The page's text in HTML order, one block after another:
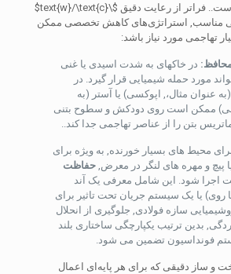
فراتر از رعایت دقیق $\text{w}/\text{c}$
مناسب, استراتژی‌های کاهش تخصصی ممکن
تهاجمی مورد نیاز باشد:
در خاکهای به شدت اسیدی یا غنی
مورد حمله شیمیایی قرار گیرد. در
عنوان مثال،, اپوکسی) یا آستر (به
ممکن است روی دودکش و سطوح بتنی
بتن را از عناصر تهاجمی جدا کند..
محیط های بسیار خورنده, به ویژه برای
پیچ و مهره های لنگر در معرض, حفاظت
اجرا شود. این شامل معرفی یک آند
روی) یا یک سیستم جریان تحت تاثیر برای
سازه فولادی, جلوگیری از انحلال
بدین ترتیب یکپارچگی ساختاری بلند
فونداسیون تضمین می شود.
و ساز دقیقی که برای هر پایه‌ای اعمال